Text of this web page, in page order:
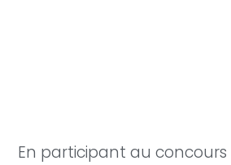
En participant au concours